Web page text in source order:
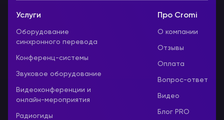
Услуги
Оборудование
синхронного перевода
Конференц-системы
Звуковое оборудование
Видеоконференции и
онлайн-мероприятия
Радиогиды
Про Cromi
О компании
Отзывы
Оплата
Вопрос-ответ
Видео
Блог PRO